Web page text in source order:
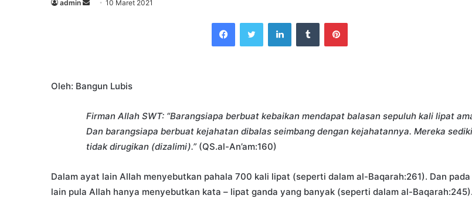
admin
Send10 Maret 2021
FacebookTwitterLinkedInTumblrPinterest
Oleh: Bangun Lubis
Firman Allah SWT: “Barangsiapa berbuat kebaikan mendapat balasan sepuluh kali lipat
Dan barangsiapa berbuat kejahatan dibalas seimbang dengan kejahatannya. Mereka
tidak dirugikan (dizalimi).”(QS.al-An’am:160)
Dalam ayat lain Allah menyebutkan pahala 700 kali lipat (seperti dalam al-Baqarah:261). Dan
lain pula Allah hanya menyebutkan kata – lipat ganda yang banyak (seperti dalam al-Baqarah:245).